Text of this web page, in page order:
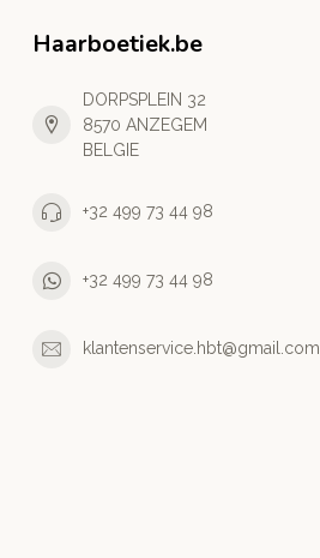
Haarboetiek.be
DORPSPLEIN 32
8570 ANZEGEM
BELGIE
+32 499 73 44 98
+32 499 73 44 98
klantenservice.hbt@gmail.com